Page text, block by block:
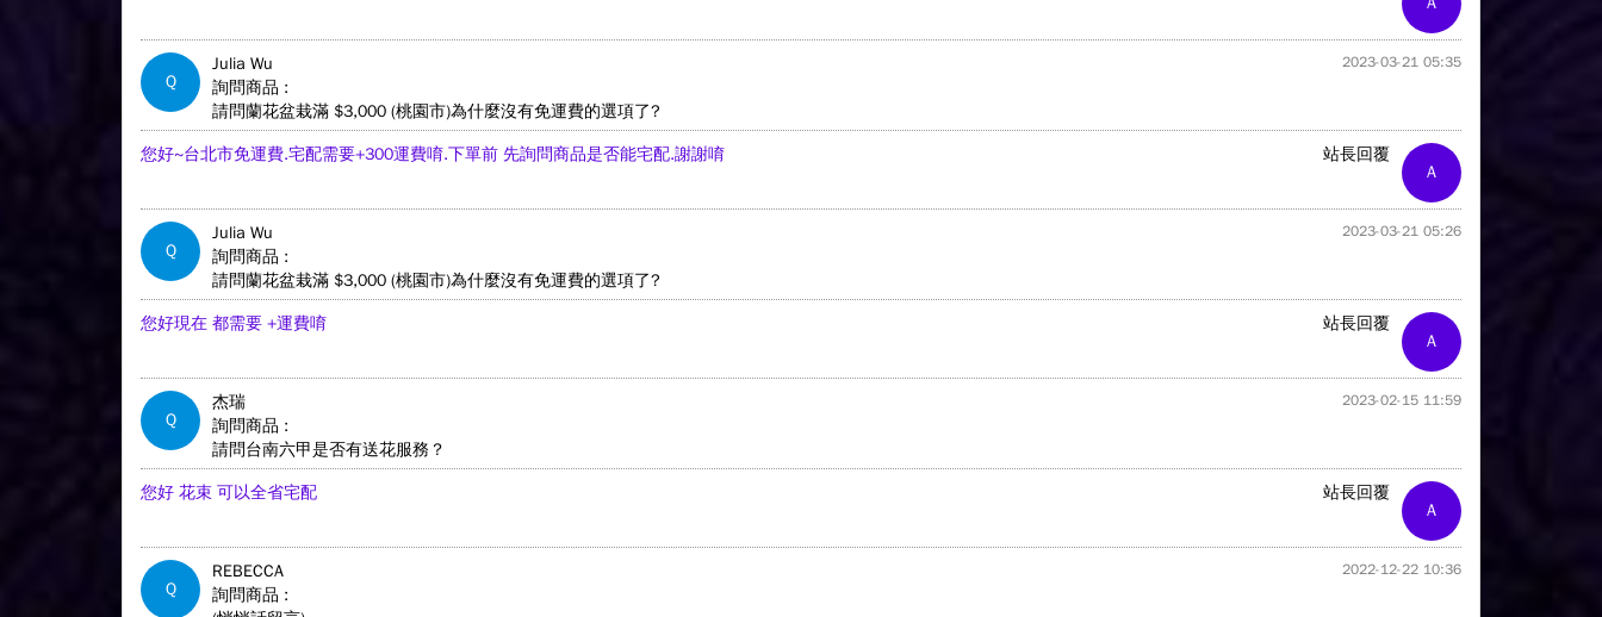
Q
Julia Wu 2023-03-21 05:35
詢問商品 :
請問蘭花盆栽滿 $3,000 (桃園市)為什麼沒有免運費的選項了?
A
站長回覆
您好~台北市免運費.宅配需要+300運費唷.下單前 先詢問商品是否能宅配.謝謝唷
Q
Julia Wu 2023-03-21 05:26
詢問商品 :
請問蘭花盆栽滿 $3,000 (桃園市)為什麼沒有免運費的選項了?
A
站長回覆
您好現在 都需要 +運費唷
Q
杰瑞 2023-02-15 11:59
詢問商品 :
請問台南六甲是否有送花服務？
A
站長回覆
您好 花束 可以全省宅配
Q
REBECCA 2022-12-22 10:36
詢問商品 :